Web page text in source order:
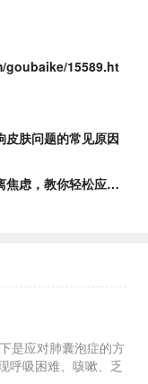
goubaike/15589.ht
皮肤问题的常见原因
你轻松应对爱犬吠叫
是应对肺囊泡症的方
呼吸困难、咳嗽、乏